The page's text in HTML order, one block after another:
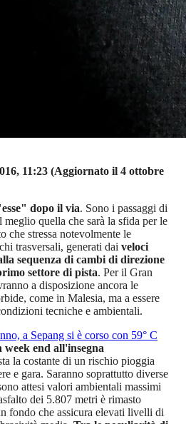
11:23 (Aggiornato il 4 ottobre
dopo il via. Sono i passaggi di
meglio quella che sarà la sfida per le
che stressa notevolmente le
trasversali, generati dai veloci
sequenza di cambi di direzione
settore di pista. Per il Gran
a disposizione ancora le
come in Malesia, ma a essere
tecniche e ambientali.
a Sepang si è corso con 59° C
week end all'insegna
la costante di un rischio pioggia
e gara. Saranno soprattutto diverse
attesi valori ambientali massimi
dei 5.807 metri è rimasto
fondo che assicura elevati livelli di